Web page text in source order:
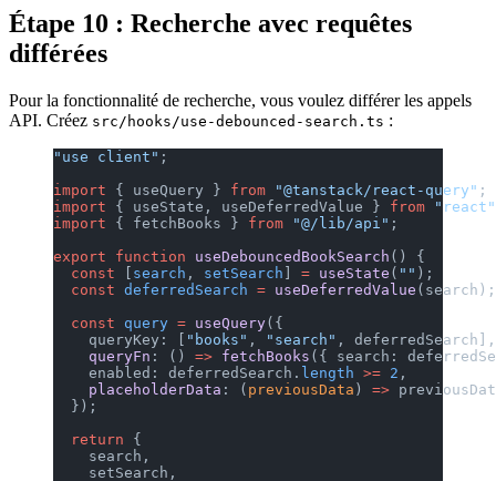
Étape 10 : Recherche avec requêtes
différées
Pour la fonctionnalité de recherche, vous voulez différer les appels
API. Créez src/hooks/use-debounced-search.ts :
"use client" ;
import { useQuery } from "@tanstack/react-query" ;
import { useState, useDeferredValue } from "react"
import { fetchBooks } from "@/lib/api" ;
export function useDebouncedBookSearch () {
  const
[ search , setSearch ] = useState ( "" );
  const
deferredSearch = useDeferredValue (search);
  const
query = useQuery({
    queryKey: [
"books" , "search" , deferredSearch],
    queryFn
: () => fetchBooks ({ search:
    enabled: deferredSearch.
length >= 2 ,
    placeholderData
: ( previousData ) =>
  });
  return
{
    search,
    setSearch,